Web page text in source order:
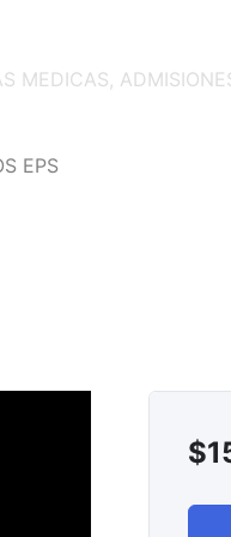
EPS
$